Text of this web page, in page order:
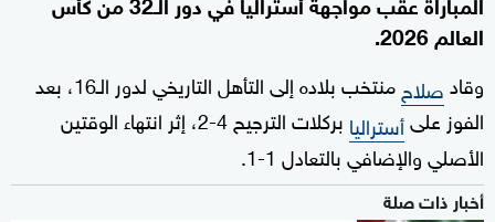
العالم 2026.
وقادصلاح
منتخب بلاده إلى التأهل التاريخي لدور الـ16، بعد
الفوز علىأستراليا
بركلات الترجيح 4-2، إثر انتهاء الوقتين
الأصلي والإضافي بالتعادل 1-1.
أخبار ذات صلة